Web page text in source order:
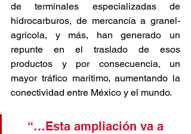
de terminales especializadas de
hidrocarburos, de mercancía a granel-
agrícola, y más, han generado un
repunte en el traslado de esos
productos y por consecuencia, un
mayor tráfico marítimo, aumentando la
conectividad entre México y el mundo.
“…Esta ampliación va a